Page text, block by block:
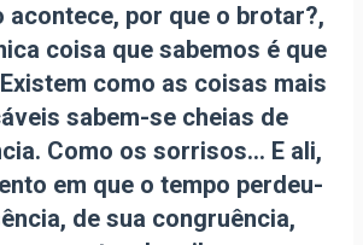
acontece, por que o brotar?,
coisa que sabemos é que
como as coisas mais
sabem-se cheias de
Como os sorrisos… E ali,
em que o tempo perdeu-
de sua congruência,